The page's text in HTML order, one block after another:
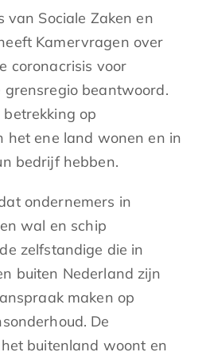
van Sociale Zaken en
Kamervragen over
coronacrisis voor
grensregio beantwoord.
op
het ene land wonen en in
bedrijf hebben.
ondernemers in
wal en schip
zelfstandige die in
buiten Nederland zijn
maken op
De
buitenland woont en